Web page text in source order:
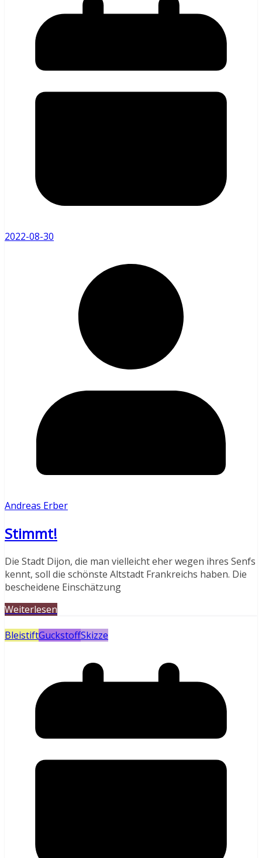
2022-08-30
Andreas Erber
Stimmt!
Die Stadt Dijon, die man vielleicht eher wegen ihres Senfs
kennt, soll die schönste Altstadt Frankreichs haben. Die
bescheidene Einschätzung
Weiterlesen
BleistiftGuckstoffSkizze